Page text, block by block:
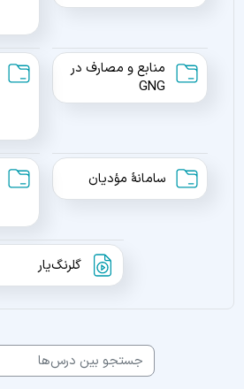
منابع و مصارف در
GNGپوشه
سامانۀ مؤدیانپوشه
گلرنگ‌یار
جستجو بین درس‌ها